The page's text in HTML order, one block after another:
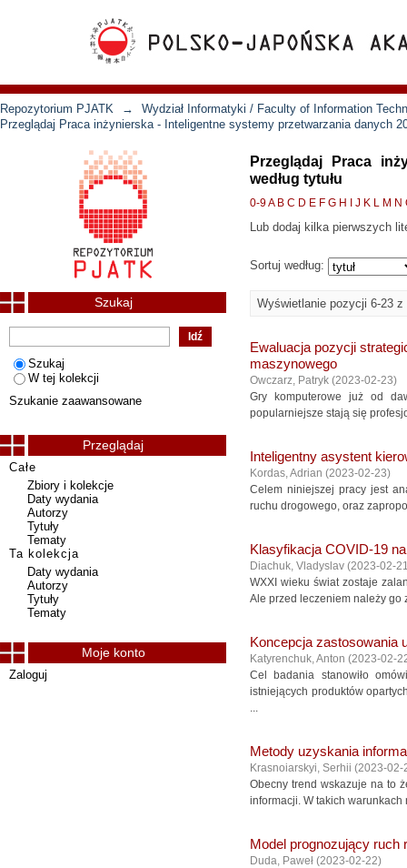
Repozytorium PJATK →
Wydział Informatyki / Faculty of Information
Przeglądaj Praca inżynierska - Inteligentne systemy przetwarzania danych
Przeglądaj Praca
według tytułu
0-9A B C D E F G H J K L M N
Lub dodaj kilka pierwszych
Sortuj według:
Wyświetlanie pozycji 6-23 z
Ewaluacja pozycji
maszynowego
Owczarz, Patryk (2023-02-23)
Gry komputerowe już od
popularniejsze stają się
Inteligentny asystent
Kordas, Adrian (2023-02-23)
Celem niniejszej pracy jest
ruchu drogowego, oraz
Klasyfikacja COVID-19
Diachuk, Vladyslav (2023-02-
WXXI wieku świat zostaje
Ale przed leczeniem należy go
Koncepcja zastosowania
Katyrenchuk, Anton (2023-02-
Cel badania stanowiło
istniejących produktów
...
Metody uzyskania
Krasnoiarskyi, Serhii (2023-02-
Obecny trend wskazuje na to
informacji. W takich
Model prognozujący
Duda, Paweł (2023-02-22)
Szukaj
Szukaj
W tej kolekcji
Szukanie zaawansowane
Przeglądaj
Całe
Zbiory i kolekcje
Daty wydania
Autorzy
Tytuły
Tematy
Ta kolekcja
Daty wydania
Autorzy
Tytuły
Tematy
Moje konto
Zaloguj